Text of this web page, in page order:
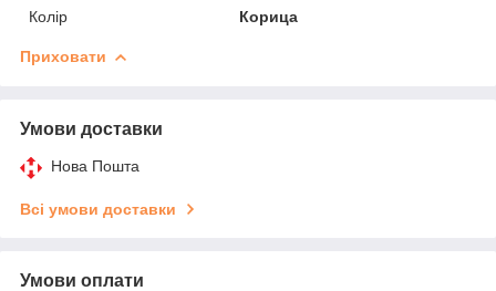
Колір
Корица
Приховати
Умови доставки
Нова Пошта
Всі умови доставки
Умови оплати